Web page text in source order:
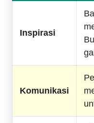
Inspirasi
Komunikasi